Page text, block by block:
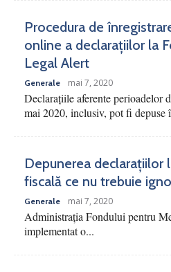
Procedura de
online a declarațiilor la
Legal Alert
Generale mai 7, 2020
Declarațiile aferente perioadelor
mai 2020, inclusiv, pot fi depuse
Depunerea declarațiilor
fiscală ce nu trebuie
Generale mai 7, 2020
Administrația Fondului pentru
implementat o...